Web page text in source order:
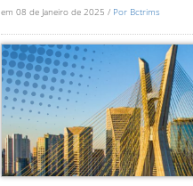
em 08 de Janeiro de 2025 / Por Bctrims